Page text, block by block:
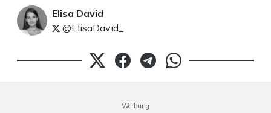
Elisa David
@ElisaDavid_
Werbung